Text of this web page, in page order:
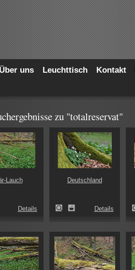
Über uns Leuchttisch Kontakt
zu "totalreservat"
Lauch
Details
Deutschland
Details